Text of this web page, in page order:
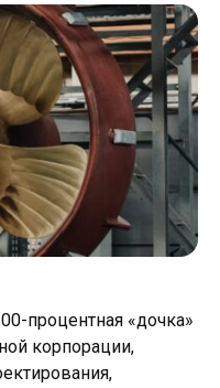
процентная «дочка»
корпорации,